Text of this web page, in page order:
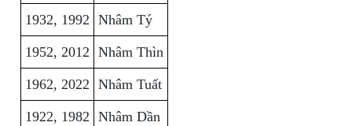
1932, 1992 Nhâm Tý
1952, 2012 Nhâm Thìn
1962, 2022 Nhâm Tuất
1922, 1982 Nhâm Dần